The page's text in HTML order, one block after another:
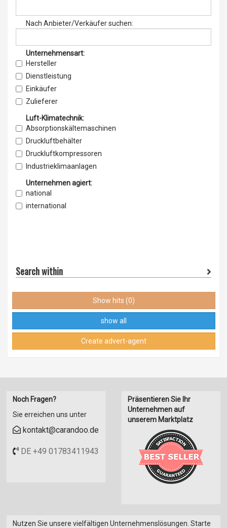
Nach Anbieter/Verkäufer suchen:
Unternehmensart:
Hersteller
Dienstleistung
Einkäufer
Zulieferer
Lieferant
Vertrieb
Service & Wartung
Importeur
Exporteur
Einzelhandel
Grosshandel
Luft-Klimatechnik:
Absorptionskältemaschinen
Druckluftbehälter
Druckluftkompressoren
Industrieklimaanlagen
Industrielüfter
Industrieventilatoren
Kanalklimaanlagen
Luftreiniger
Luftreinigungsanlagen
Luftreinigungsgeräte
Lüftungskanäle
Wärmerückgewinnungsanlagen
Unternehmen agiert:
national
international
Search within
Show hits (0)
show all
Create advert-agent
Noch Fragen?
Sie erreichen uns unter
kontakt@carandoo.de
DE +49 01783411943
Präsentieren Sie Ihr
Unternehmen auf
unserem Marktplatz
Nutzen Sie unsere vielfältigen Unternehmenslösungen. Starte